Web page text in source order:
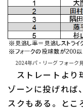
2024年パ・リーグ フォーク
ストレートより
ゾーンに投げれば
スクもある。とこ